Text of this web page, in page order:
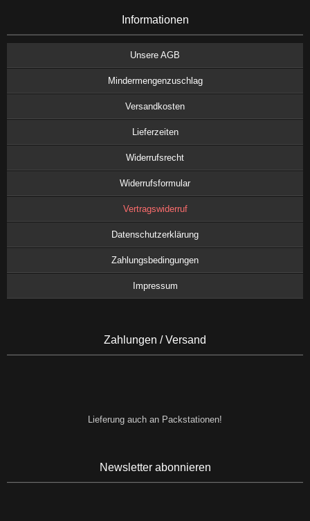
Informationen
Unsere AGB
Mindermengenzuschlag
Versandkosten
Lieferzeiten
Widerrufsrecht
Widerrufsformular
Vertragswiderruf
Datenschutzerklärung
Zahlungsbedingungen
Impressum
Zahlungen / Versand
Lieferung auch an Packstationen!
Newsletter abonnieren